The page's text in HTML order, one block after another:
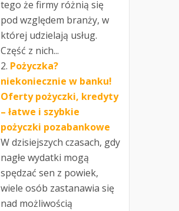
tego że firmy różnią się
pod względem branży, w
której udzielają usług.
Część z nich...
Pożyczka?
niekoniecznie w banku!
Oferty pożyczki, kredyty
– łatwe i szybkie
pożyczki pozabankowe
W dzisiejszych czasach, gdy
nagłe wydatki mogą
spędzać sen z powiek,
wiele osób zastanawia się
nad możliwością